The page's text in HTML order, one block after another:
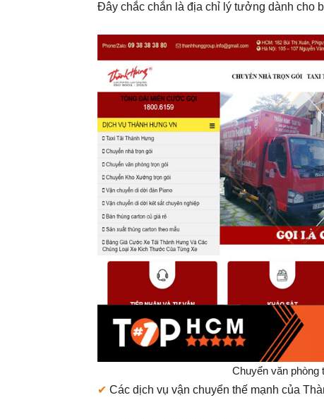
Đây chắc chắn là địa chỉ lý tưởng dành cho
Chuyển văn phòng
✔ Các dịch vụ vận chuyển thế mạnh của